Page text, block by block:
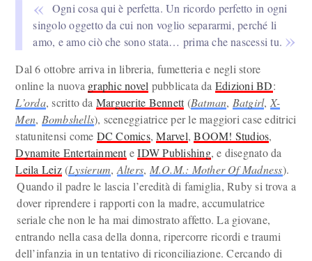
Ogni cosa qui è perfetta. Un ricordo perfetto in ogni
singolo oggetto da cui non voglio separarmi, perché li
amo, e amo ciò che sono stata… prima che nascessi tu.
Dal 6 ottobre arriva in libreria, fumetteria e negli store
online la nuova graphic novel pubblicata da Edizioni BD:
L’orda, scritto da Marguerite Bennett(Batman, Batgirl, X-
Men, Bombshells), sceneggiatrice per le maggiori case editrici
statunitensi come DC Comics,Marvel,BOOM! Studios,
Dynamite EntertainmenteIDW Publishing, e disegnato da
Leila Leiz(Lysierum, Alters, M.O.M.: Mother Of Madness).
Quando il padre le lascia l’eredità di famiglia, Ruby si trova a
dover riprendere i rapporti con la madre, accumulatrice
seriale che non le ha mai dimostrato affetto. La giovane,
entrando nella casa della donna, ripercorre ricordi e traumi
dell’infanzia in un tentativo di riconciliazione. Cercando di